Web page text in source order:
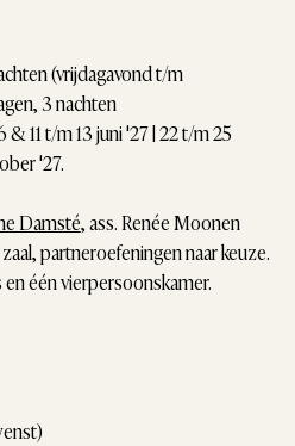
(vrijdagavond t/m
3 nachten
& 11 t/m 13 juni '27 | 22 t/m 25
'27.
Damsté, ass. Renée Moonen
partneroefeningen naar keuze.
één vierpersoonskamer.